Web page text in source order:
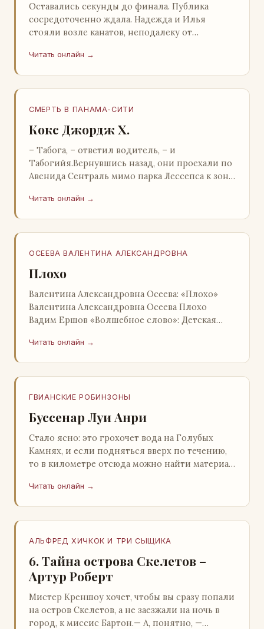
Оставались секунды до финала. Публика
сосредоточенно ждала. Надежда и Илья
стояли возле канатов, неподалеку от
прочей публики, …
Читать онлайн →
СМЕРТЬ В ПАНАМА-СИТИ
Кокс Джордж Х.
– Табога, – ответил водитель, – и
Табогийя.Вернувшись назад, они проехали по
Авенида Сентраль мимо парка Лессепса к зоне
отель…
Читать онлайн →
ОСЕЕВА ВАЛЕНТИНА АЛЕКСАНДРОВНА
Плохо
Валентина Александровна Осеева: «Плохо»
Валентина Александровна Осеева Плохо
Вадим Ершов «Волшебное слово»: Детская
Александровна ОСЕЕВ…
Читать онлайн →
ГВИАНСКИЕ РОБИНЗОНЫ
Буссенар Луи Анри
Стало ясно: это грохочет вода на Голубых
Камнях, и если подняться вверх по течению,
то в километре отсюда можно найти материал
крас…
Читать онлайн →
АЛЬФРЕД ХИЧКОК И ТРИ СЫЩИКА
6. Тайна острова Скелетов –
Артур Роберт
Мистер Креншоу хочет, чтобы вы сразу попали
на остров Скелетов, а не заезжали на ночь в
город, к миссис Бартон.— А, понятно, —